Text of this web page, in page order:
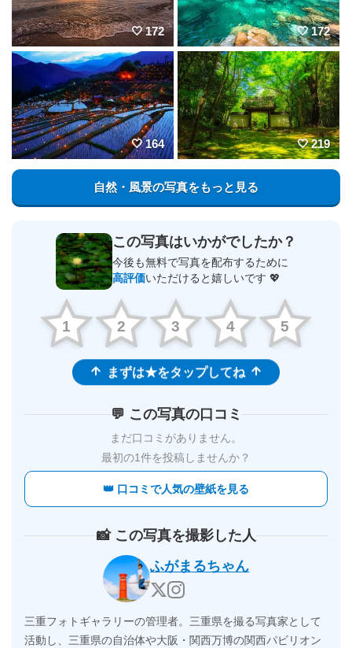
172 172
164 219
自然・風景の写真をもっと見る
この写真はいかがでしたか？
今後も無料で写真を配布するために
高評価いただけると嬉しいです 💖
1 2 3 4 5
まずは★をタップしてね
💬 この写真の口コミ
まだ口コミがありません。
最初の1件を投稿しませんか？
👑 口コミで人気の壁紙を見る
📸 この写真を撮影した人
ふがまるちゃん
三重フォトギャラリーの管理者。三重県を撮る写真家として
活動し、三重県の自治体や大阪・関西万博の関西パビリオン